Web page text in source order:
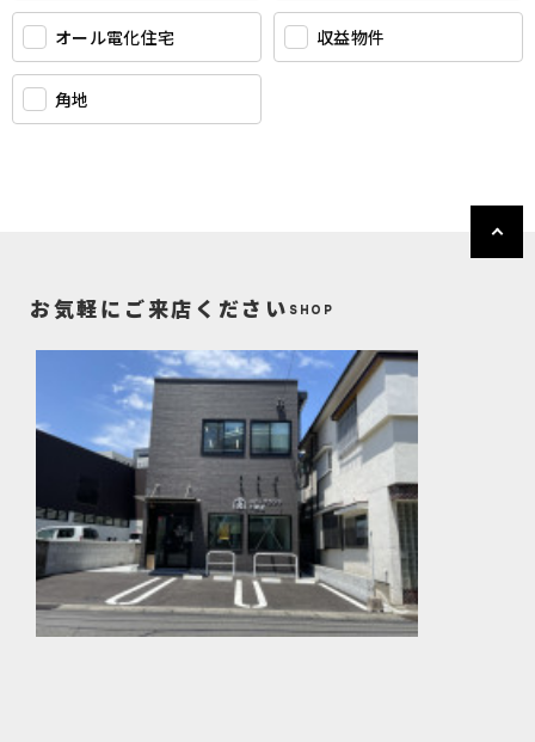
オール電化住宅 収益物件
角地
お気軽にご来店ください SHOP